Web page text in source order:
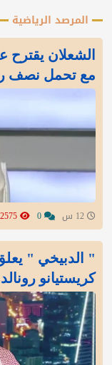
المرصد الرياضية
الشعلان يقترح
مع تحمل نصف
" الدبيخي "
كريستيانو